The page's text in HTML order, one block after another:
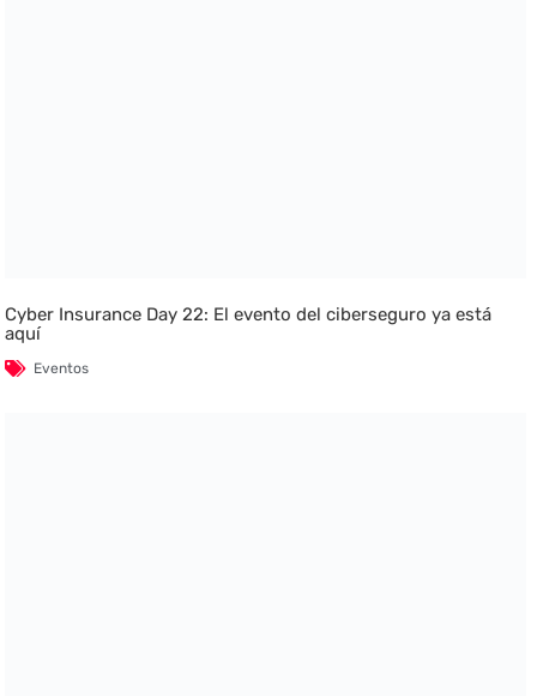
Cyber Insurance Day 22: El evento del ciberseguro ya está
aquí
Eventos